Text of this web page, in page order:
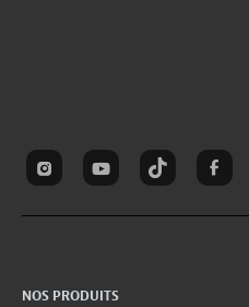
NOS PRODUITS